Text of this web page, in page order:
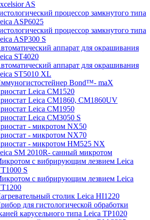
AS
процессор замкнутого типа
ASP6025
процессор замкнутого типа
ASP300 S
аппарат для окрашивания
ST4020
аппарат для окрашивания
ST5010 XL
Bond™- maX
Leica CM1520
Leica CM1860, CM1860UV
Leica CM1950
Leica CM3050 S
- микротом NX50
- микротом NX70
- микротом HM525 NX
SM 2010R- санный микротом
с вибрирующим лезвием Leica
S
с вибрирующим лезвием Leica
столик Leica HI1220
для гистологической обработки
карусельного типа Leica TP1020